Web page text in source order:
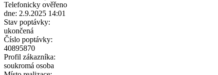
Telefonicky ověřeno
dne: 2.9.2025 14:01
Stav poptávky:
ukončená
Číslo poptávky:
40895870
Profil zákazníka:
soukromá osoba